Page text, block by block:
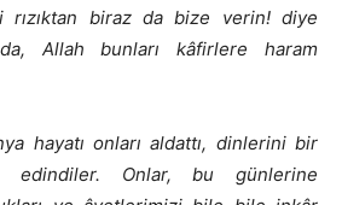
rızıktan biraz da bize verin! diye
Allah bunları kâfirlere haram
hayatı onları aldattı, dinlerini bir
Onlar, bu günlerine